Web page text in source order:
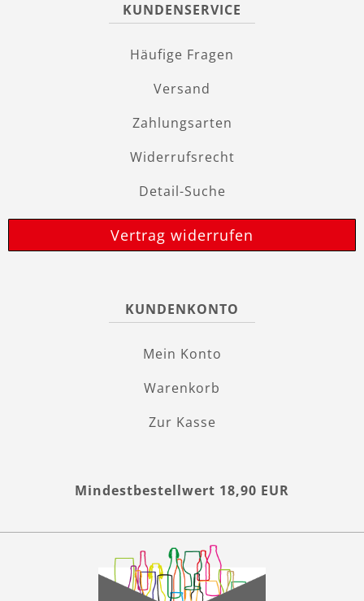
KUNDENSERVICE
Häufige Fragen
Versand
Zahlungsarten
Widerrufsrecht
Detail-Suche
Vertrag widerrufen
KUNDENKONTO
Mein Konto
Warenkorb
Zur Kasse
Mindestbestellwert 18,90 EUR